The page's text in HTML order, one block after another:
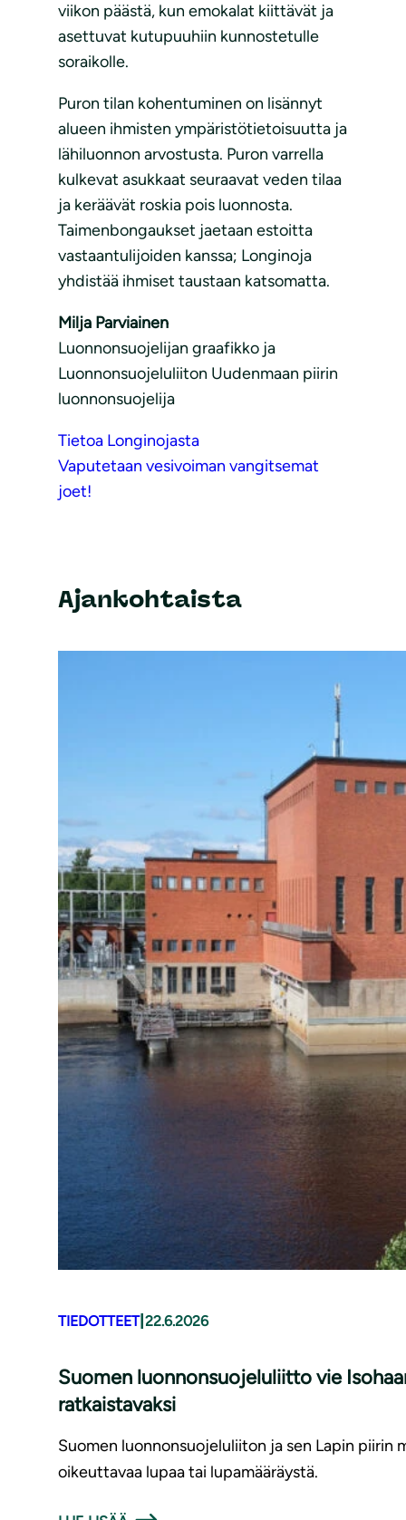
viikon päästä, kun emokalat kiittävät ja
asettuvat kutupuuhiin kunnostetulle
soraikolle.
Puron tilan kohentuminen on lisännyt
alueen ihmisten ympäristötietoisuutta ja
lähiluonnon arvostusta. Puron varrella
kulkevat asukkaat seuraavat veden tilaa
ja keräävät roskia pois luonnosta.
Taimenbongaukset jaetaan estoitta
vastaantulijoiden kanssa; Longinoja
yhdistää ihmiset taustaan katsomatta.
Milja Parviainen
Luonnonsuojelijan graafikko ja
Luonnonsuojeluliiton Uudenmaan piirin
luonnonsuojelija
Tietoa Longinojasta
Vaputetaan vesivoiman vangitsemat
joet!
Ajankohtaista
TIEDOTTEET| 22.6.2026
Suomen luonnonsuojeluliitto vie
ratkaistavaksi
Suomen luonnonsuojeluliiton ja sen Lapin piirin
oikeuttavaa lupaa tai lupamääräystä.